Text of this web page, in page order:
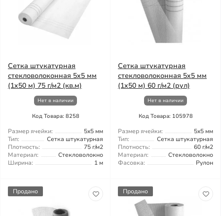
Сетка штукатурная
стекловолоконная 5x5 мм
(1x50 м) 75 г/м2 (кв.м)
Нет в наличии
Код Товара: 8258
Размер ячейки:
5x5 мм
Тип:
Сетка штукатурная
Плотность:
75 г/м2
Материал:
Стекловолокно
Ширина:
1 м
Сетка штукатурная
стекловолоконная 5x5 мм
(1x50 м) 60 г/м2 (рул)
Нет в наличии
Код Товара: 105978
Размер ячейки:
5x5 мм
Тип:
Сетка штукатурная
Плотность:
60 г/м2
Материал:
Стекловолокно
Фасовка:
Рулон
Продано Продано